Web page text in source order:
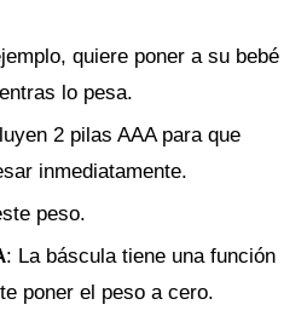
quiere poner a su bebé
lo pesa.
2 pilas AAA para que
inmediatamente.
peso.
: La báscula tiene una función
poner el peso a cero.